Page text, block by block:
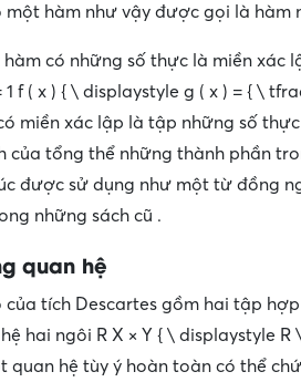
một hàm như vậy được gọi là hàm
hàm có những số thực là miền xác
f ( x ) { \ displaystyle g ( x ) = { \
miền xác lập là tập những số
tổng thể những thành phần
được sử dụng như một từ đồng
những sách cũ .
quan hệ
của tích Descartes gồm hai tập
hai ngôi R X × Y { \ displaystyle
quan hệ tùy ý hoàn toàn có thể